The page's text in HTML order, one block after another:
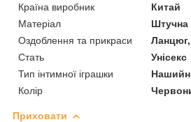
Країна виробник
Китай
Матеріал
Штучна
Оздоблення та прикраси
Стать
Унісекс
Тип інтимної іграшки
Колір
Приховати